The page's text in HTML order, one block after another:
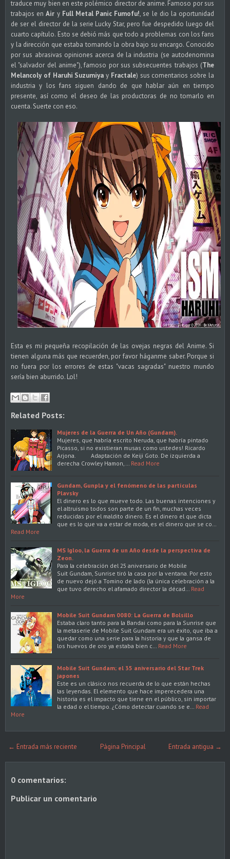
traduce muy bien en este polémico director de anime. Famoso por sus
trabajos enAir y Full Metal Panic Fumofu!, se le dio la oportunidad
de ser el director de la serie Lucky Star, pero fue despedido luego del
cuarto capítulo. Esto se debió más que todo a problemas con los fans
y la dirección que estaba tomando la obra bajo su encargo. Conocido
por sus abrasivas opiniones acerca de la industria (se autodenomina
el "salvador del anime"), famoso por sus subsecuentes trabajos (The
Melancoly of Haruhi Suzumiya y Fractale) sus comentarios sobre la
industria y los fans siguen dando de que hablar aún en tiempo
presente, así como el deseo de las productoras de no tomarlo en
cuenta. Suerte con eso.
Esta es mi pequeña recopilación de las ovejas negras del Anime. Si
tienen alguna más que recuerden, por favor háganme saber. Porque si
no fuera por los errores de estas "vacas sagradas" nuestro mundo
sería bien aburrido. Lol!
Related Posts:
Mujeres de la Guerra de Un Año (Gundam).
Mujeres, que habría escrito Neruda, que habría pintado
Picasso, si no existieran musas como ustedes! Ricardo
Arjona. Adaptación de Keiji Goto. De izquierda a
derecha Crowley Hamon,…
Read More
Gundam, Gunpla y el fenómeno de las partículas
Plavsky
El dinero es lo que mueve todo. Las buenas intenciones y
el altruismo todos son parte de un fin, muchas veces
reducidas por el maldito dinero. Es el dinero el que dicta
que es lo que va a estar de moda, es el dinero que se co…
Read More
MS Igloo, la Guerra de un Año desde la perspectiva de
Zeon.
Para la celebración del 25 aniversario de Mobile
Suit Gundam, Sunrise tiró la casa por la ventana. Por esto
de nuevo dejó a Tomino de lado (la única celebración a la
que tuvo derecho el afamado director la décad…
Read
More
Mobile Suit Gundam 0080: La Guerra de Bolsillo
Estaba claro tanto para la Bandai como para la Sunrise que
la metaserie de Mobile Suit Gundam era un éxito, que iba a
quedar como una serie para la historia y que la gansa de
los huevos de oro ya estaba bien c…
Read More
Mobile Suit Gundam; el 35 aniversario del Star Trek
japones
Este es un clásico nos recuerda de lo que están hechas
las leyendas. El elemento que hace imperecedera una
historia es el impacto que tiene en el público, sin importar
la edad o el tiempo. ¿Cómo detectar cuando se e…
Read
More
← Entrada más reciente Entrada antigua →
Página Principal
0 comentarios:
Publicar un comentario